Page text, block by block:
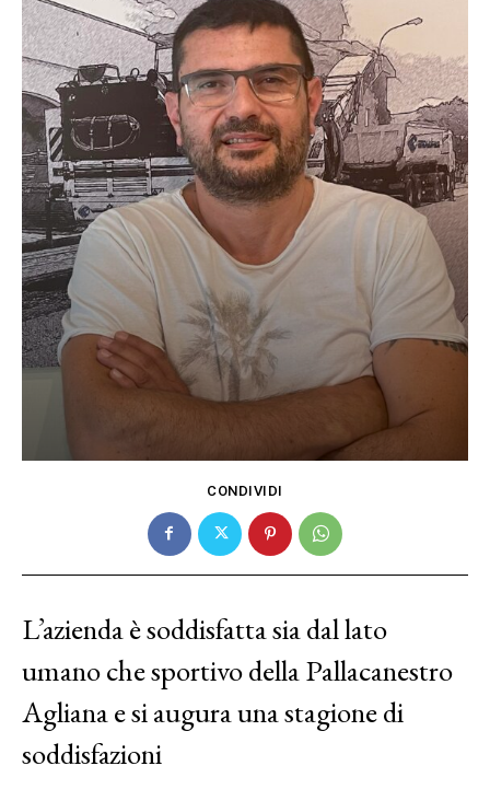
CONDIVIDI
L’azienda è soddisfatta sia dal lato
umano che sportivo della Pallacanestro
Agliana e si augura una stagione di
soddisfazioni